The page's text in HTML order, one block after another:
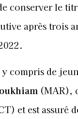
conserver le
après trois
compris de
(MAR),
et est assuré